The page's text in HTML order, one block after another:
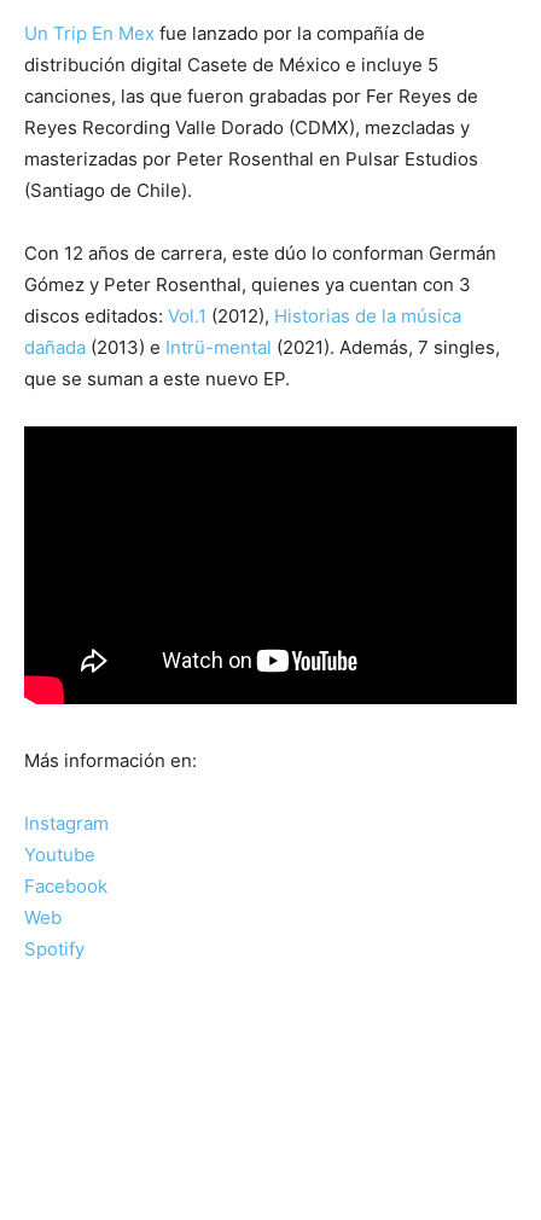
Un Trip En Mex fue lanzado por la compañía de
distribución digital Casete de México e incluye 5
canciones, las que fueron grabadas por Fer Reyes de
Reyes Recording Valle Dorado (CDMX), mezcladas y
masterizadas por Peter Rosenthal en Pulsar Estudios
(Santiago de Chile).
Con 12 años de carrera, este dúo lo conforman Germán
Gómez y Peter Rosenthal, quienes ya cuentan con 3
discos editados: Vol.1 (2012), Historias de la música
dañada (2013) e Intrü-mental (2021). Además, 7 singles,
que se suman a este nuevo EP.
Más información en:
Instagram
Youtube
Facebook
Web
Spotify